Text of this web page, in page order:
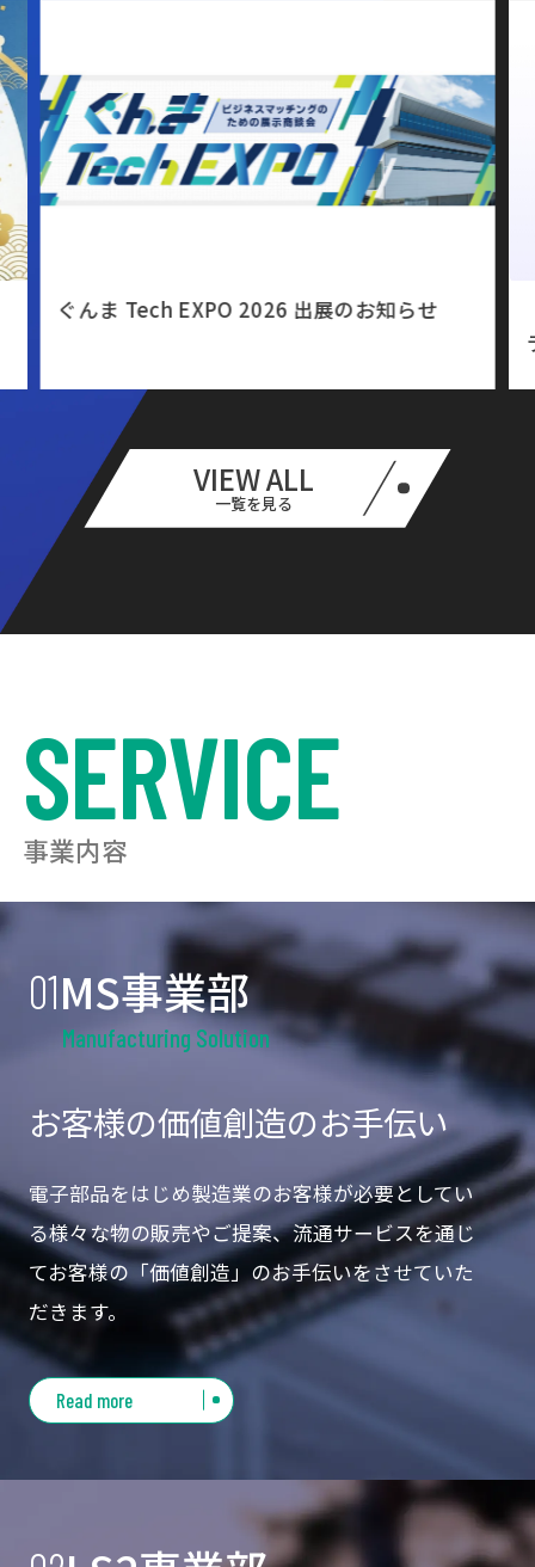
ぐんま Tech EXPO 2026 出展のお知らせ
VIEW ALL
一覧を見る
SERVICE
事業内容
01MS事業部
Manufacturing Solution
お客様の価値創造のお手伝い
電子部品をはじめ製造業のお客様が必要としてい
る様々な物の販売やご提案、流通サービスを通じ
てお客様の「価値創造」のお手伝いをさせていた
だきます。
Read more